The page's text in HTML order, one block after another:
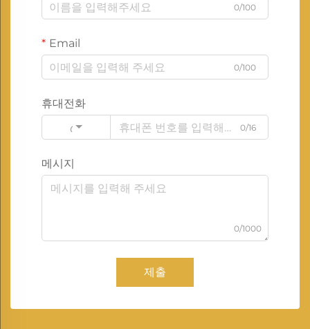
0/100
Email
0/100
휴대전화
Code
0/16
메시지
0/1000
제출